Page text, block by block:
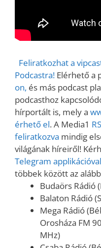
Feliratkozhat a
Podcastra! Elérhető a
on, és más podcast
podcasthoz
hírportált is, mely a
érhető el. A Media1
feliratkozva mindig
világának híreiről!
Telegram
többek között az
Budaörs Rádió
Balaton Rádió
Mega Rádió
Orosháza FM
MHz)